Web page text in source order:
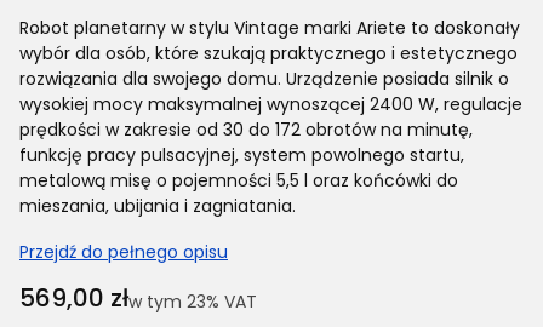
Robot planetarny w stylu Vintage marki Ariete to doskonały
wybór dla osób, które szukają praktycznego i estetycznego
rozwiązania dla swojego domu. Urządzenie posiada silnik o
wysokiej mocy maksymalnej wynoszącej 2400 W, regulacje
prędkości w zakresie od 30 do 172 obrotów na minutę,
funkcję pracy pulsacyjnej, system powolnego startu,
metalową misę o pojemności 5,5 l oraz końcówki do
mieszania, ubijania i zagniatania.
Przejdź do pełnego opisu
Cena
569,00 złw tym 23% VAT
w tym 23% VAT